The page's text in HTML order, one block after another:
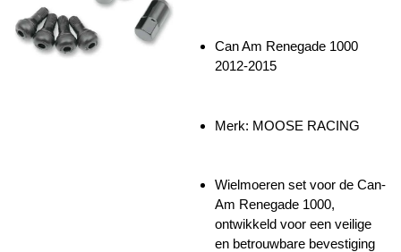
Can Am Renegade 1000
2012-2015
Merk: MOOSE RACING
Wielmoeren set voor de Can-
Am Renegade 1000,
ontwikkeld voor een veilige
en betrouwbare bevestiging